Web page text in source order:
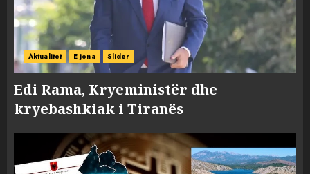
Aktualitet E jona Slider
Edi Rama, Kryeministër dhe
kryebashkiak i Tiranës